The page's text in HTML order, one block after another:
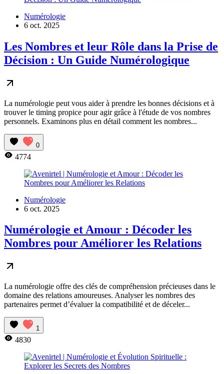
Numérologie
6 oct. 2025
Les Nombres et leur Rôle dans la Prise de
Décision : Un Guide Numérologique
La numérologie peut vous aider à prendre les bonnes décisions et à
trouver le timing propice pour agir grâce à l'étude de vos nombres
personnels. Examinons plus en détail comment les nombres...
0
4774
Numérologie
6 oct. 2025
Numérologie et Amour : Décoder les
Nombres pour Améliorer les Relations
La numérologie offre des clés de compréhension précieuses dans le
domaine des relations amoureuses. Analyser les nombres des
partenaires permet d’évaluer la compatibilité et de déceler...
1
4830